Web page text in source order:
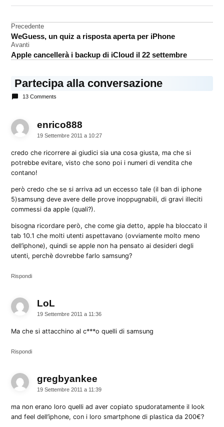
patent
troll
Samsung
Navigazione
articoli
Precedente
WeGuess, un quiz a risposta aperta per iPhone
Avanti
Apple cancellerà i backup di iCloud il 22 settembre
Partecipa alla conversazione
13 Comments
enrico888
19 Settembre 2011 a 10:27
credo che ricorrere ai giudici sia una cosa giusta, ma che si
potrebbe evitare, visto che sono poi i numeri di vendita che
contano!
però credo che se si arriva ad un eccesso tale (il ban di iphone
5)samsung deve avere delle prove inoppugnabili, di gravi illeciti
commessi da apple (quali?).
bisogna ricordare però, che come gia detto, apple ha bloccato il
tab 10.1 che molti utenti aspettavano (ovviamente molto meno
dell’iphone), quindi se apple non ha pensato ai desideri degli
utenti, perchè dovrebbe farlo samsung?
Rispondi
LoL
19 Settembre 2011 a 11:36
Ma che si attacchino al c***o quelli di samsung
Rispondi
gregbyankee
19 Settembre 2011 a 11:39
ma non erano loro quelli ad aver copiato spudoratamente il look
and feel dell’iphone, con i loro smartphone di plastica da 200€?